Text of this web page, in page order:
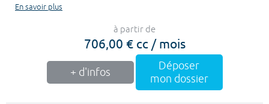
En savoir plus
à partir de
706,00 € cc / mois
+ d'infos
Déposer
mon dossier